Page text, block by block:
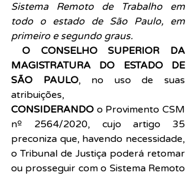
Sistema Remoto de Trabalho em
todo o estado de São Paulo, em
primeiro e segundo graus.
MAGISTRATURA DO ESTADO DE
SÃO PAULO, no uso de suas
atribuições,
CONSIDERANDO o Provimento CSM
nº 2564/2020, cujo artigo 35
preconiza que, havendo necessidade,
o Tribunal de Justiça poderá retomar
ou prosseguir com o Sistema Remoto